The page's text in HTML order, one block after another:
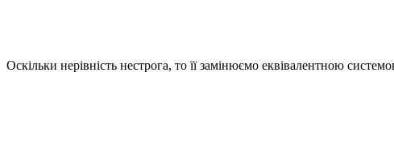
Оскільки нерівність нестрога, то її замінюємо еквівалентною